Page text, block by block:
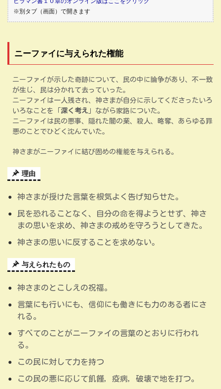
※別タブ（画面）で開きます
ニーファイに与えられた権能
ニーファイが示した奇跡について、民の中に論争があり、不一致
が生じ、民は分かれて去っていった。
ニーファイは一人残され、神さまが自分に示してくださったいろ
いろなことを「 深く考え 」ながら家路についた。
ニーファイは民の悪事、隠れた闇の業、殺人、略奪、あらゆる罪
悪のことでひどく沈んでいた。
神さまがニーファイに結び固めの権能を与えられる。
理由
神さまが授けた言葉を根気よく告げ知らせた。
民を恐れることなく、自分の命を得ようとせず、神さ
まの思いを求め、神さまの戒めを守ろうとしてきた。
神さまの思いに反することを求めない。
与えられたもの
神さまのとこしえの祝福。
言葉にも行いにも、信仰にも働きにも力のある者にさ
れる。
すべてのことがニーファイの言葉のとおりに行われ
る。
この民に対して力を持つ
この民の悪に応じて飢饉，疫病，破壊で地を打つ。